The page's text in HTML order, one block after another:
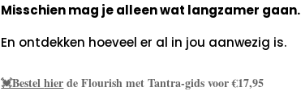
Misschien mag je alleen wat langzamer gaan.
En ontdekken hoeveel er al in jou aanwezig is.
💓Bestelhierde Flourish met Tantra-gids voor €17,95